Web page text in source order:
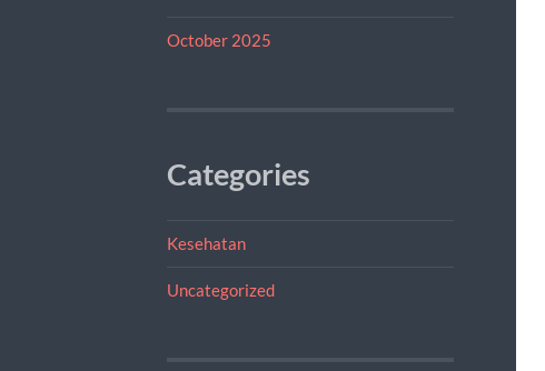
October 2025
Categories
Kesehatan
Uncategorized